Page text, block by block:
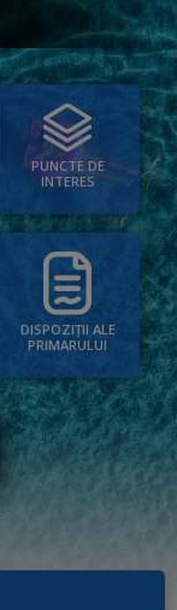
PUNCTE DE
INTERES
DISPOZIȚII ALE
PRIMARULUI